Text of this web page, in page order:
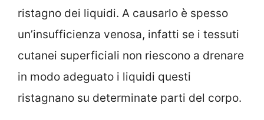
ristagno dei liquidi. A causarlo è spesso
un’insufficienza venosa, infatti se i tessuti
cutanei superficiali non riescono a drenare
in modo adeguato i liquidi questi
ristagnano su determinate parti del corpo.